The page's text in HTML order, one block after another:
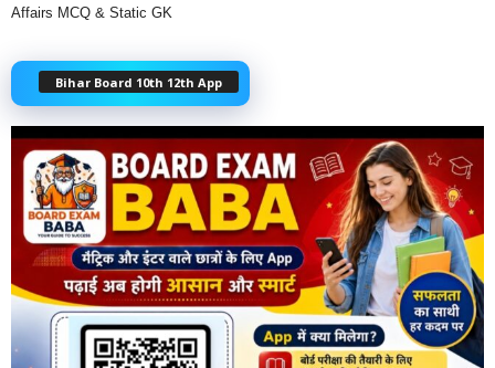
Affairs MCQ & Static GK
Bihar Board 10th 12th App